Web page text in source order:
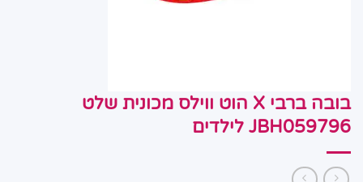
בובה ברבי X הוט ווילס מכונית שלט
JBH059796 לילדים